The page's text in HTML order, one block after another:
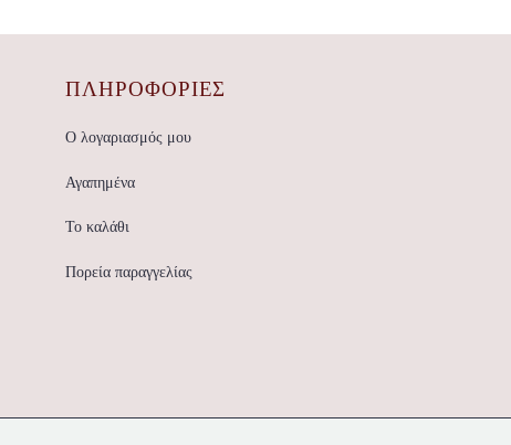
ΠΛΗΡΟΦΟΡΙΕΣ
Ο λογαριασμός μου
Αγαπημένα
Το καλάθι
Πορεία παραγγελίας